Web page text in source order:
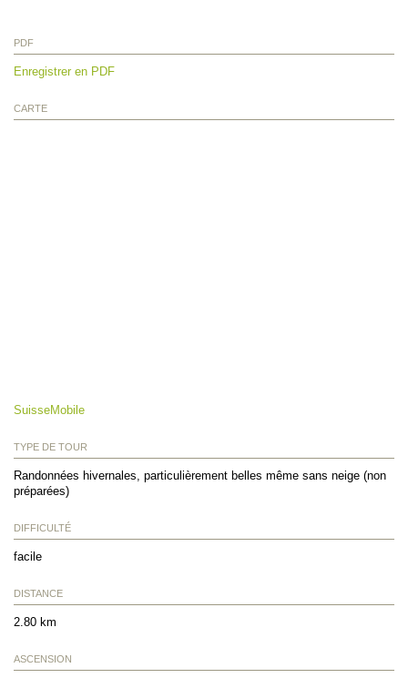
PDF
Enregistrer en PDF
CARTE
SuisseMobile
TYPE DE TOUR
Randonnées hivernales, particulièrement belles même sans neige (non
préparées)
DIFFICULTÉ
facile
DISTANCE
2.80 km
ASCENSION